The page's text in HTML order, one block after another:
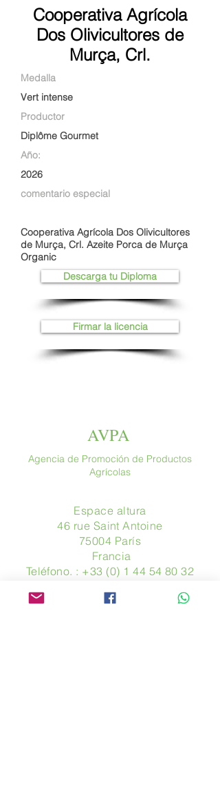
Cooperativa Agrícola
Dos Olivicultores de
Murça, Crl.
Medalla
Vert intense
Productor
Diplôme Gourmet
Año:
2026
comentario especial
Cooperativa Agrícola Dos Olivicultores
de Murça, Crl. Azeite Porca de Murça
Organic
Descarga tu Diploma
Firmar la licencia
AVPA
Agencia de Promoción de Productos
Agrícolas
Espace altura
46 rue Saint Antoine
75004 París
​ Francia
Teléfono. : +33 (0) 1 44 54 80 32
www.avpa.fr